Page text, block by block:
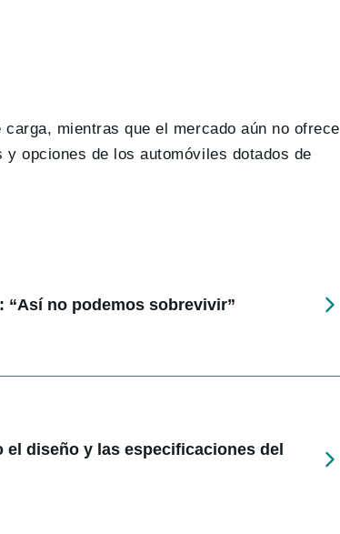
mientras que el mercado aún no ofrece
opciones de los automóviles dotados de
“Así no podemos sobrevivir”
diseño y las especificaciones del